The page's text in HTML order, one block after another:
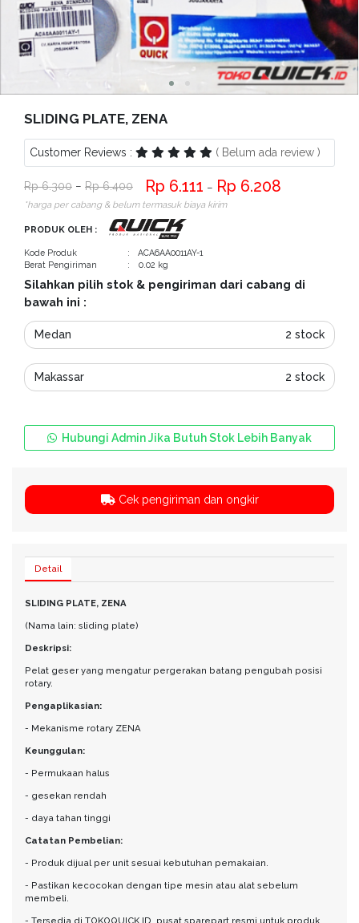
Bantuan
Kritik
dan
Saran
SLIDING PLATE, ZENA
Customer Reviews : ( Belum ada review )
6.300 − 6.400 6.111 − 6.208
*harga per cabang & belum termasuk biaya kirim
PRODUK OLEH :
Kode Produk
: ACA6AA0011AY-1
Berat Pengiriman
: 0.02 kg
Silahkan pilih stok & pengiriman dari cabang di
bawah ini :
Medan 2 stock
Makassar 2 stock
Hubungi Admin Jika Butuh Stok Lebih Banyak
Cek pengiriman dan ongkir
Detail
SLIDING PLATE, ZENA
(Nama lain: sliding plate)
Deskripsi:
Pelat geser yang mengatur pergerakan batang pengubah posisi
rotary.
Pengaplikasian:
- Mekanisme rotary ZENA
Keunggulan:
- Permukaan halus
- gesekan rendah
- daya tahan tinggi
Catatan Pembelian:
- Produk dijual per unit sesuai kebutuhan pemakaian.
- Pastikan kecocokan dengan tipe mesin atau alat sebelum
membeli.
- Tersedia di TOKOQUICK.ID, pusat sparepart resmi untuk produk